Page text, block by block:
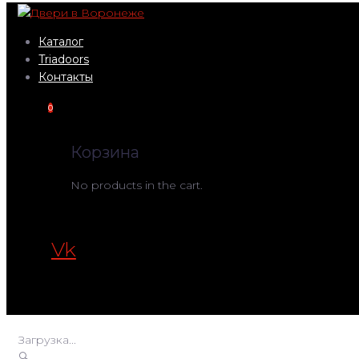
Перейти
контентуКаталог
Triadoors
Контакты
0
Корзина
No products in the cart.
Vk
Загрузка...